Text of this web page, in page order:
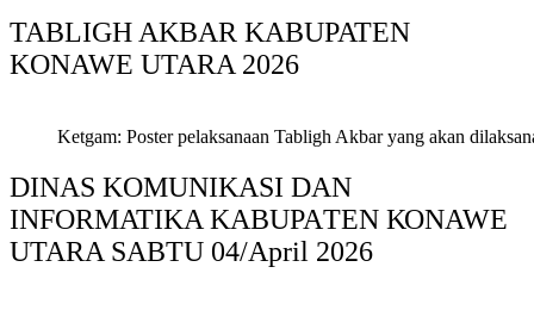
TABLIGH AKBAR KABUPATEN
KONAWE UTARA 2026
Ketgam: Poster pelaksanaan Tabligh Akbar yang akan
DINAS KOMUNIKASI DAN
INFORMATIKA KABUPAΤΕΝ ΚΟNAWE
UTARA SABTU 04/April 2026